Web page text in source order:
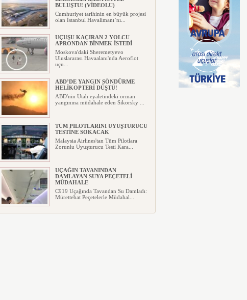
BULUŞTU! (VİDEOLU)
Cumhuriyet tarihinin en büyük projesi
olan İstanbul Havalimanı’nı...
UÇUŞU KAÇIRAN 2 YOLCU
APRONDAN BİNMEK İSTEDİ
Moskova'daki Sheremetyevo
Uluslararası Havaalanı'nda Aeroflot
uçu...
ABD’DE YANGIN SÖNDÜRME
HELİKOPTERİ DÜŞTÜ!
ABD'nin Utah eyaletindeki orman
yangınına müdahale eden Sikorsky ...
TÜM PİLOTLARINI UYUŞTURUCU
TESTİNE SOKACAK
Malaysia Airlines'tan Tüm Pilotlara
Zorunlu Uyuşturucu Testi Kara...
UÇAĞIN TAVANINDAN
DAMLAYAN SUYA PEÇETELİ
MÜDAHALE
C919 Uçağında Tavandan Su Damladı:
Mürettebat Peçetelerle Müdahal...
MURAT ŞEKER, 6 AYLIK